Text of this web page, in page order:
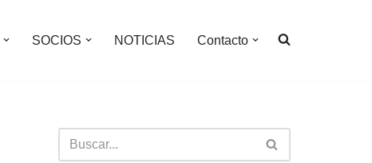
SOCIOS NOTICIAS Contacto